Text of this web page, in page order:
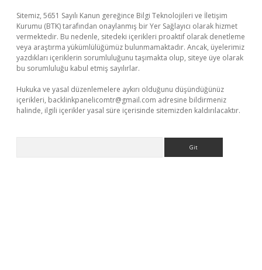
Sitemiz, 5651 Sayılı Kanun gereğince Bilgi Teknolojileri ve İletişim
Kurumu (BTK) tarafından onaylanmış bir Yer Sağlayıcı olarak hizmet
vermektedir. Bu nedenle, sitedeki içerikleri proaktif olarak denetleme
veya araştırma yükümlülüğümüz bulunmamaktadır. Ancak, üyelerimiz
yazdıkları içeriklerin sorumluluğunu taşımakta olup, siteye üye olarak
bu sorumluluğu kabul etmiş sayılırlar.
Hukuka ve yasal düzenlemelere aykırı olduğunu düşündüğünüz
içerikleri, backlinkpanelicomtr@gmail.com adresine bildirmeniz
halinde, ilgili içerikler yasal süre içerisinde sitemizden kaldırılacaktır.